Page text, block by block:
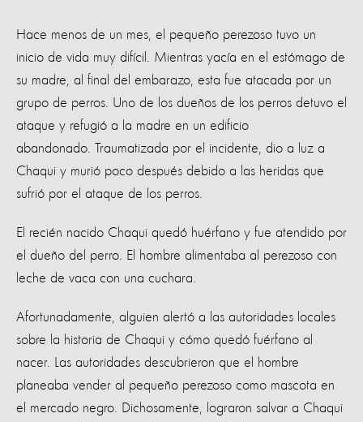
Hace menos de un mes, el pequeño perezoso tuvo un
inicio de vida muy difícil. Mientras yacía en el estómago de
su madre, al final del embarazo, esta fue atacada por un
grupo de perros. Uno de los dueños de los perros detuvo el
ataque y refugió a la madre en un edificio
abandonado. Traumatizada por el incidente, dio a luz a
Chaqui y murió poco después debido a las heridas que
sufrió por el ataque de los perros.
El recién nacido Chaqui quedó huérfano y fue atendido por
el dueño del perro. El hombre alimentaba al perezoso con
leche de vaca con una cuchara.
Afortunadamente, alguien alertó a las autoridades locales
sobre la historia de Chaqui y cómo quedó fuérfano al
nacer. Las autoridades descubrieron que el hombre
planeaba vender al pequeño perezoso como mascota en
el mercado negro. Dichosamente, lograron salvar a Chaqui